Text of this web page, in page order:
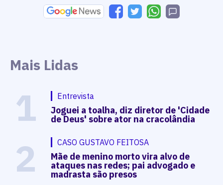
Mais Lidas
1 Entrevista
Joguei a toalha, diz diretor de 'Cidade
de Deus' sobre ator na cracolândia
2 CASO GUSTAVO FEITOSA
Mãe de menino morto vira alvo de
ataques nas redes; pai advogado e
madrasta são presos